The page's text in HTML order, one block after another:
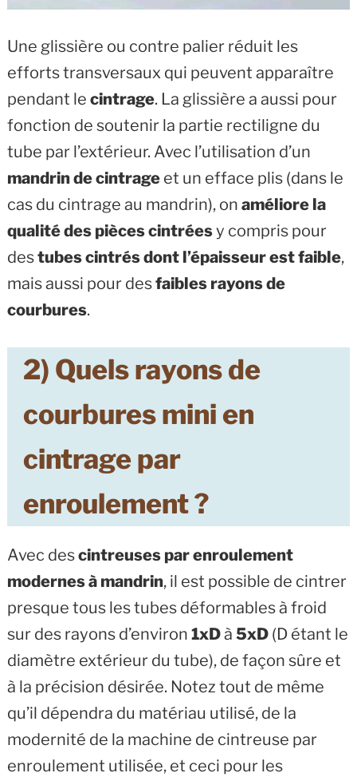
Une glissière ou contre palier réduit les
efforts transversaux qui peuvent apparaître
pendant le cintrage. La glissière a aussi pour
fonction de soutenir la partie rectiligne du
tube par l’extérieur. Avec l’utilisation d’un
mandrin de cintrage et un efface plis (dans le
cas du cintrage au mandrin), on améliore la
qualité des pièces cintréesy compris pour
destubes cintrés dont l’épaisseur est faible,
mais aussi pour desfaibles rayons de
courbures.
2) Quels rayons de
courbures mini en
cintrage par
enroulement ?
Avec descintreuses par enroulement
modernes à mandrin, il est possible de cintrer
presque tous les tubes déformables à froid
sur des rayons d’environ 1xDà 5xD(D étant le
diamètre extérieur du tube), de façon sûre et
à la précision désirée. Notez tout de même
qu’il dépendra du matériau utilisé, de la
modernité de la machine de cintreuse par
enroulement utilisée, et ceci pour les